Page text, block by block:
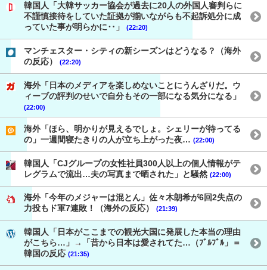
韓国人「大韓サッカー協会が過去に20人の外国人審判らに
不謹慎接待をしていた証拠が揃いながらも不起訴処分に成
っていた事が明らかに‥」
(22:20)
マンチェスター・シティの新シーズンはどうなる？（海外
の反応）
(22:20)
海外「日本のメディアを楽しめないことにうんざりだ。ウ
ィーブの評判のせいで自分もその一部になる気分になる」
(22:00)
海外「ほら、明かりが見えるでしょ。シェリーが待ってる
の」一週間寝たきりの人が立ち上がった夜… (22:00)
韓国人「CJグループの女性社員300人以上の個人情報がテ
レグラムで流出…夫の写真まで晒された」と騒然 (22:00)
海外「今年のメジャーは混とん」佐々木朗希が6回2失点の
力投もド軍7連敗！（海外の反応）
(21:39)
韓国人「日本がここまでの観光大国に発展した本当の理由
がこちら…」→「昔から日本は愛されてた…（ﾌﾞﾙﾌﾞﾙ」＝
韓国の反応 (21:35)